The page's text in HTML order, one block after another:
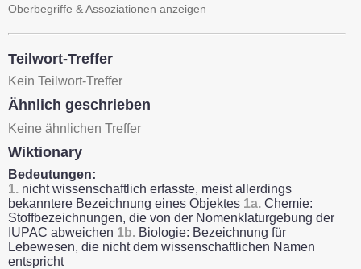
Oberbegriffe & Assoziationen anzeigen
Teilwort-Treffer
Kein Teilwort-Treffer
Ähnlich geschrieben
Keine ähnlichen Treffer
Wiktionary
Bedeutungen:
1. nicht wissenschaftlich erfasste, meist allerdings
bekanntere Bezeichnung eines Objektes 1a. Chemie:
Stoffbezeichnungen, die von der Nomenklaturgebung der
IUPAC abweichen 1b. Biologie: Bezeichnung für
Lebewesen, die nicht dem wissenschaftlichen Namen
entspricht